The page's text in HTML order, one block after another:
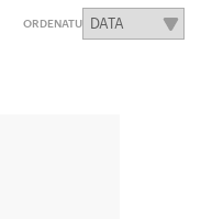
ORDENATU